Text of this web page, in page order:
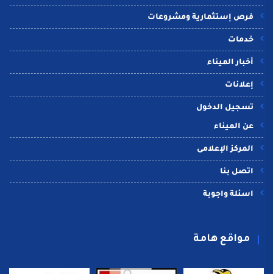
فرص إستثمارية ومشروعات
خدمات
أخبار الميناء
إعلانات
تسجيل الدخول
عن الميناء
المركز الإعلامى
اتصل بنا
اسئلة واجوبة
مواقع هامة